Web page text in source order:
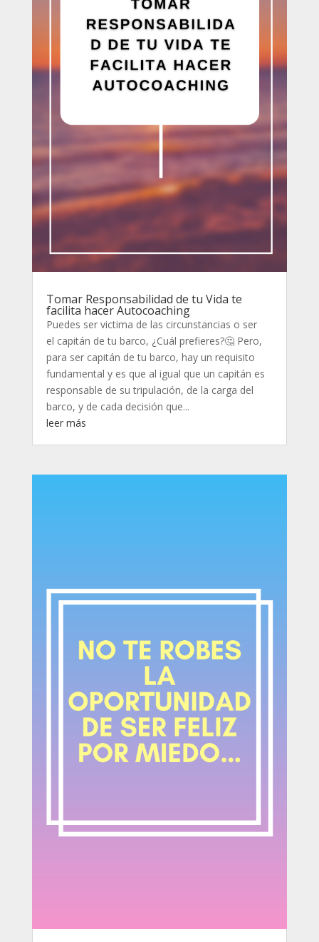
Tomar Responsabilidad de tu Vida te
facilita hacer Autocoaching
Puedes ser victima de las circunstancias o ser
el capitán de tu barco, ¿Cuál prefieres?🤔 Pero,
para ser capitán de tu barco, hay un requisito
fundamental y es que al igual que un capitán es
responsable de su tripulación, de la carga del
barco, y de cada decisión que...
leer más